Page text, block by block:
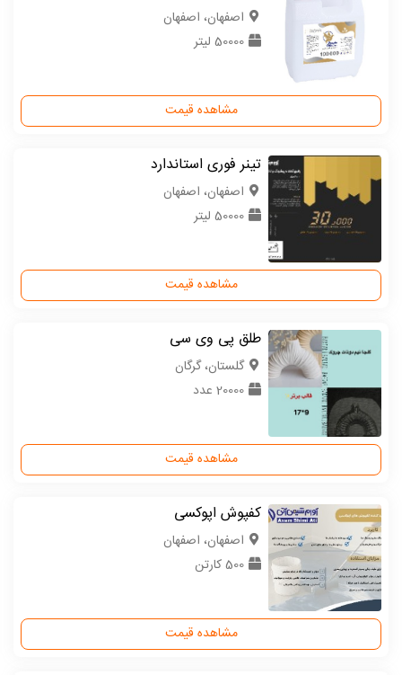
اصفهان، اصفهان
50000 لیتر
مشاهده قیمت
تینر فوری استاندارد
اصفهان، اصفهان
50000 لیتر
مشاهده قیمت
طلق پی وی سی
گلستان، گرگان
20000 عدد
مشاهده قیمت
کفپوش اپوکسی
اصفهان، اصفهان
500 کارتن
مشاهده قیمت